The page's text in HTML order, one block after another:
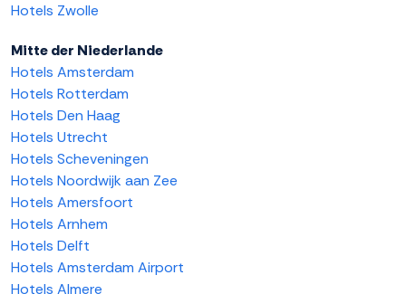
Hotels Zwolle
Mitte der Niederlande
Hotels Amsterdam
Hotels Rotterdam
Hotels Den Haag
Hotels Utrecht
Hotels Scheveningen
Hotels Noordwijk aan Zee
Hotels Amersfoort
Hotels Arnhem
Hotels Delft
Hotels Amsterdam Airport
Hotels Almere